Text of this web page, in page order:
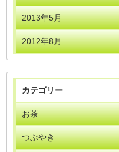
2013年5月
2012年8月
カテゴリー
お茶
つぶやき